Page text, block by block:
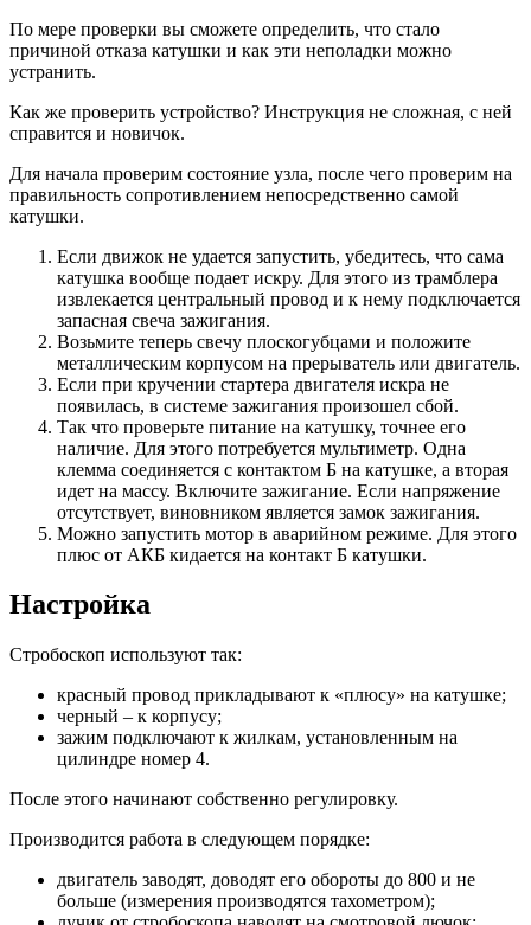
По мере проверки вы сможете определить, что стало
причиной отказа катушки и как эти неполадки можно
устранить.
Как же проверить устройство? Инструкция не сложная, с ней
справится и новичок.
Для начала проверим состояние узла, после чего проверим на
правильность сопротивлением непосредственно самой
катушки.
Если движок не удается запустить, убедитесь, что сама
катушка вообще подает искру. Для этого из трамблера
извлекается центральный провод и к нему подключается
запасная свеча зажигания.
Возьмите теперь свечу плоскогубцами и положите
металлическим корпусом на прерыватель или двигатель.
Если при кручении стартера двигателя искра не
появилась, в системе зажигания произошел сбой.
Так что проверьте питание на катушку, точнее его
наличие. Для этого потребуется мультиметр. Одна
клемма соединяется с контактом Б на катушке, а вторая
идет на массу. Включите зажигание. Если напряжение
отсутствует, виновником является замок зажигания.
Можно запустить мотор в аварийном режиме. Для этого
плюс от АКБ кидается на контакт Б катушки.
Настройка
Стробоскоп используют так:
красный провод прикладывают к «плюсу» на катушке;
черный – к корпусу;
зажим подключают к жилкам, установленным на
цилиндре номер 4.
После этого начинают собственно регулировку.
Производится работа в следующем порядке:
двигатель заводят, доводят его обороты до 800 и не
больше (измерения производятся тахометром);